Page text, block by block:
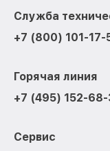
Служба
+7 (800) 101-17-
Горячая линия
+7 (495) 152-
Сервис